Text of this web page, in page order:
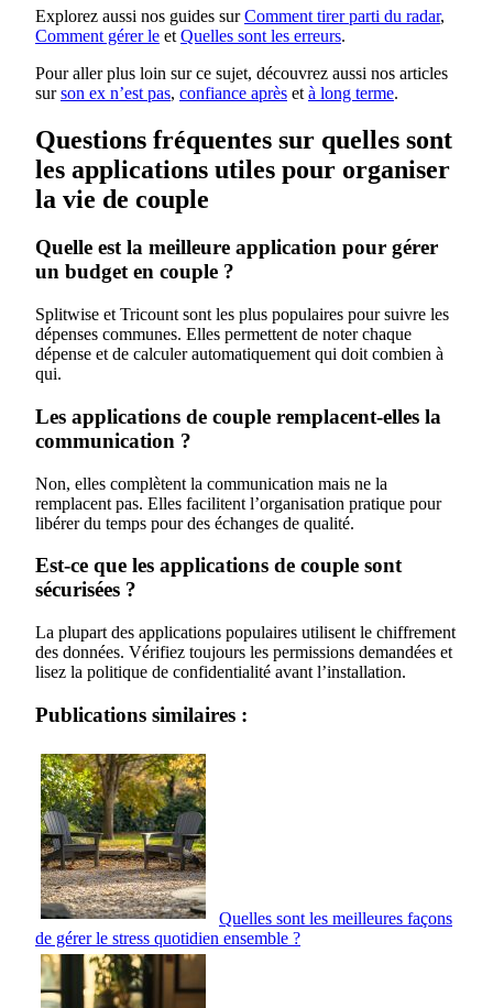
Explorez aussi nos guides surComment tirer parti du radar,
Comment gérer le et Quelles sont les erreurs.
Pour aller plus loin sur ce sujet, découvrez aussi nos articles
surson ex n’est pas, confiance après et à long terme.
Questions fréquentes sur quelles sont
les applications utiles pour organiser
la vie de couple
Quelle est la meilleure application pour gérer
un budget en couple ?
Splitwise et Tricount sont les plus populaires pour suivre les
dépenses communes. Elles permettent de noter chaque
dépense et de calculer automatiquement qui doit combien à
qui.
Les applications de couple remplacent-elles la
communication ?
Non, elles complètent la communication mais ne la
remplacent pas. Elles facilitent l’organisation pratique pour
libérer du temps pour des échanges de qualité.
Est-ce que les applications de couple sont
sécurisées ?
La plupart des applications populaires utilisent le chiffrement
des données. Vérifiez toujours les permissions demandées et
lisez la politique de confidentialité avant l’installation.
Publications similaires :
Quelles sont les meilleures façons
de gérer le stress quotidien ensemble ?